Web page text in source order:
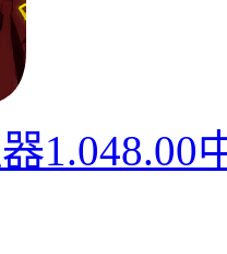
1.048.00